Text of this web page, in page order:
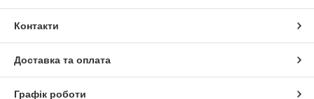
Контакти
Доставка та оплата
Графік роботи